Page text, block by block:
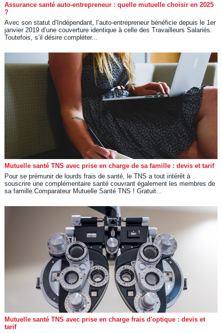
Assurance santé auto-entrepreneur : quelle mutuelle choisir en 2025
?
Avec son statut d’Indépendant, l’auto-entrepreneur bénéficie depuis le 1er
janvier 2019 d’une couverture identique à celle des Travailleurs Salariés.
Toutefois, s’il désire compléter...
Mutuelle santé TNS avec prise en charge de sa famille : devis et tarif
Pour se prémunir de lourds frais de santé, le TNS a tout intérêt à
souscrire une complémentaire santé couvrant également les membres de
sa famille.Comparateur Mutuelle Santé TNS ! Gratuit...
Mutuelle santé TNS avec prise en charge frais d'optique : devis et
tarif